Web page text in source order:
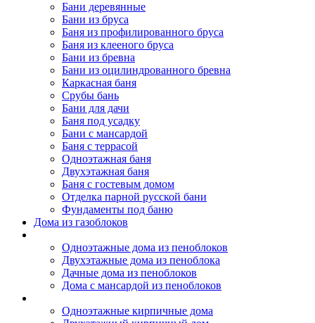
Бани деревянные
Бани из бруса
Баня из профилированного бруса
Баня из клееного бруса
Бани из бревна
Бани из оцилиндрованного бревна
Каркасная баня
Срубы бань
Бани для дачи
Баня под усадку
Бани с мансардой
Баня с террасой
Одноэтажная баня
Двухэтажная баня
Баня с гостевым домом
Отделка парной русской бани
Фундаменты под баню
Дома из газоблоков
Одноэтажные дома из пеноблоков
Двухэтажные дома из пеноблока
Дачные дома из пеноблоков
Дома с мансардой из пеноблоков
Одноэтажные кирпичные дома